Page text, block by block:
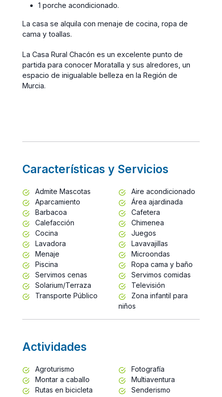
1 porche acondicionado.
La casa se alquila con menaje de cocina, ropa de
cama y toallas.
La Casa Rural Chacón es un excelente punto de
partida para conocer Moratalla y sus alredores, un
espacio de inigualable belleza en la Región de
Murcia.
Características y Servicios
Admite Mascotas
Aire acondicionado
Aparcamiento
Área ajardinada
Barbacoa
Cafetera
Calefacción
Chimenea
Cocina
Juegos
Lavadora
Lavavajillas
Menaje
Microondas
Piscina
Ropa cama y baño
Servimos cenas
Servimos comidas
Solarium/Terraza
Televisión
Transporte Público
Zona infantil para
niños
Actividades
Agroturismo
Fotografía
Montar a caballo
Multiaventura
Rutas en bicicleta
Senderismo